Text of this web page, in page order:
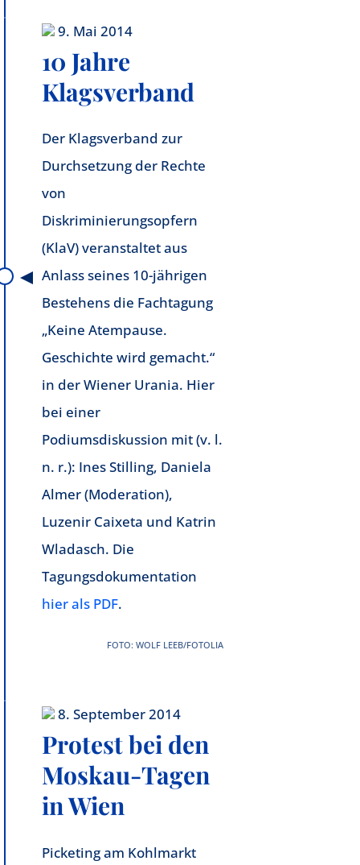
9. Mai 2014
10 Jahre
Klagsverband
Der Klagsverband zur
Durchsetzung der Rechte
von
Diskriminierungsopfern
(KlaV) veranstaltet aus
Anlass seines 10-jährigen
Bestehens die Fachtagung
„Keine Atempause.
Geschichte wird gemacht.“
in der Wiener Urania. Hier
bei einer
Podiumsdiskussion mit (v. l.
n. r.): Ines Stilling, Daniela
Almer (Moderation),
Luzenir Caixeta und Katrin
Wladasch. Die
Tagungsdokumentation
hier als PDF.
FOTO: WOLF LEEB/FOTOLIA
8. September 2014
Protest bei den
Moskau-Tagen
in Wien
Picketing am Kohlmarkt